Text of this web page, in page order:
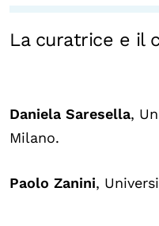
La curatrice e il
Daniela Saresella,
Milano.
Paolo Zanini,